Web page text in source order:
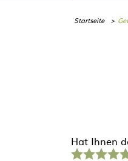
Startseite
Hat Ihnen
Stern Sterne Sterne Sterne